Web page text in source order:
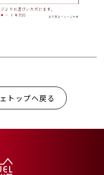
トップへ戻る